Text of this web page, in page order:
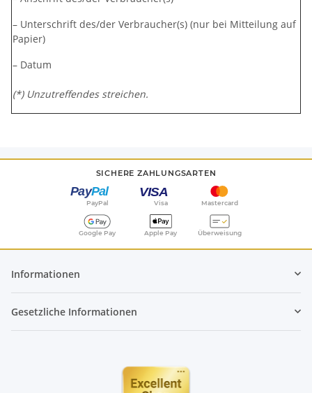
– Unterschrift des/der Verbraucher(s) (nur bei Mitteilung auf
Papier)
– Datum
(*) Unzutreffendes streichen.
SICHERE ZAHLUNGSARTEN
PayPal Visa Mastercard
Google Pay Apple Pay Überweisung
Informationen
Gesetzliche Informationen